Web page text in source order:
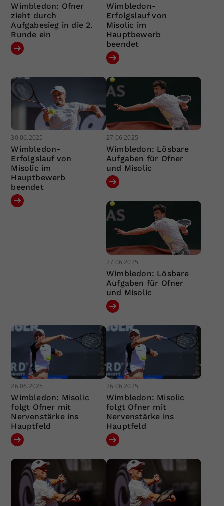
Wimbledon: Ofner
zieht durch
Aufgabesieg in die 2.
Runde ein
Wimbledon-
Erfolgslauf von
Misolic im
Hauptbewerb
beendet
30.06.2025
Wimbledon-
Erfolgslauf von
Misolic im
Hauptbewerb
beendet
27.06.2025
Wimbledon: Lösbare
Aufgaben für Ofner
und Misolic
27.06.2025
Wimbledon: Lösbare
Aufgaben für Ofner
und Misolic
26.06.2025
Wimbledon: Misolic
folgt Ofner mit
Nervenstärke ins
Hauptfeld
26.06.2025
Wimbledon: Misolic
folgt Ofner mit
Nervenstärke ins
Hauptfeld